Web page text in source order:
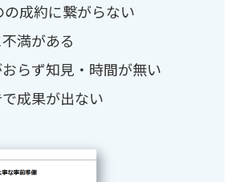
の成約に繋がらない
満がある
らず知見・時間が無い
成果が出ない